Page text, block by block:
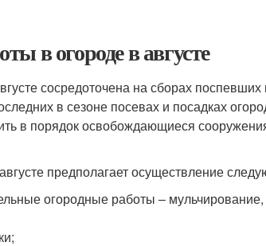
в огороде в августе
сосредоточена на сборах
в сезоне посевах и посадках
в порядок освобождающиеся
предполагает осуществление
огородные работы –